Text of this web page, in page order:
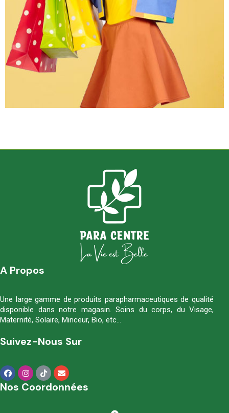
A Propos
Une large gamme de produits parapharmaceutiques de qualité
disponible dans notre magasin. Soins du corps, du Visage,
Maternité, Solaire, Minceur, Bio, etc…
Suivez-Nous Sur
Nos Coordonnées